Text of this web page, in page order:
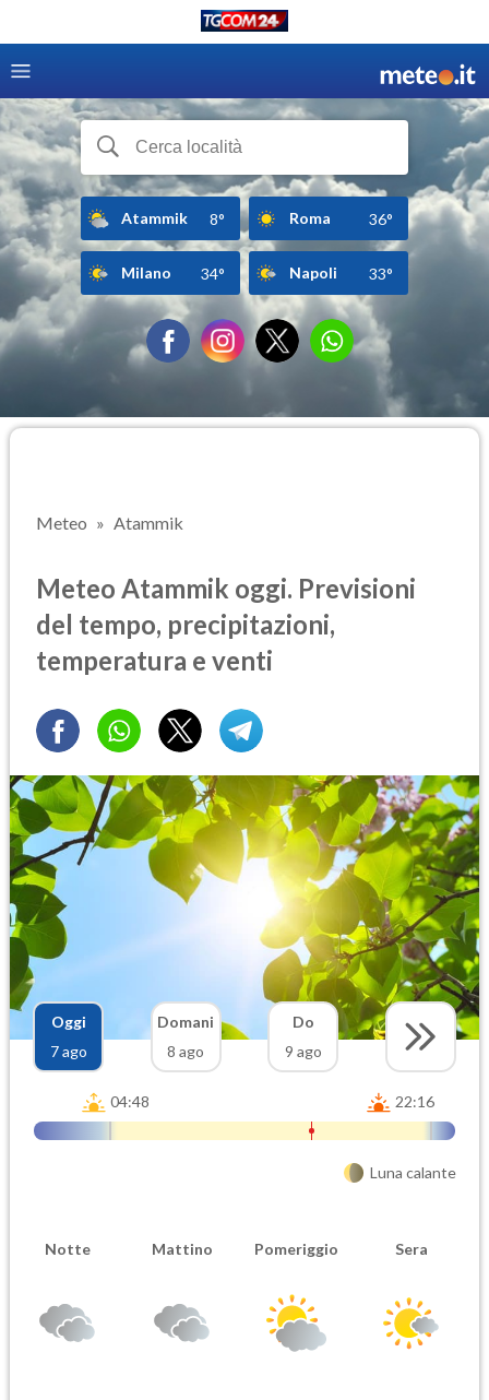
Atammik 8° Roma 36°
Milano 34° Napoli 33°
Meteo Atammik
Meteo Atammik oggi. Previsioni
del tempo, precipitazioni,
temperatura e venti
Oggi
7 ago
Domani
8 ago
Do
9 ago
04:48 22:16
Luna calante
Notte Mattino Pomeriggio Sera